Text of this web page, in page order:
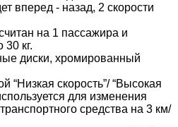
вперед - назад, 2 скорости
на 1 пассажира и
кг.
диски, хромированный
“Низкая скорость”/ “Высокая
для изменения
средства на 3 км/